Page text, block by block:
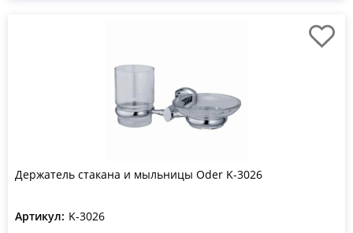
Держатель стакана и мыльницы Oder K-3026
Артикул: K-3026